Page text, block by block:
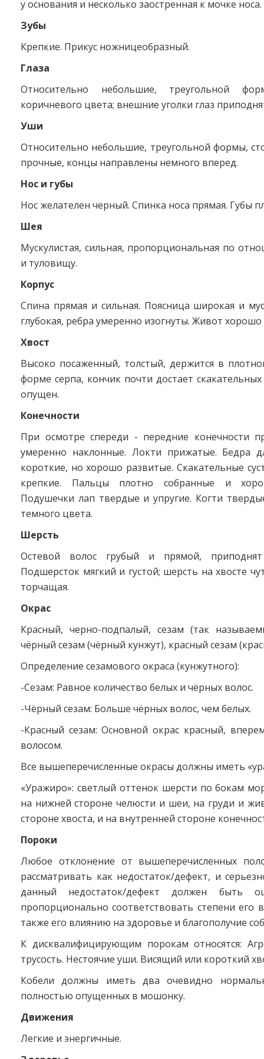
у основания и несколько заостренная к мочке носа.
Зубы
Крепкие. Прикус ножницеобразный.
Глаза
Относительно небольшие, треугольной
коричневого цвета; внешние уголки глаз
Уши
Относительно небольшие, треугольной формы,
прочные, концы направлены немного вперед.
Нос и губы
Нос желателен черный. Спинка носа прямая. Губы
Шея
Мускулистая, сильная, пропорциональная по
и туловищу.
Корпус
Спина прямая и сильная. Поясница широкая и
глубокая, ребра умеренно изогнуты. Живот
Хвост
Высоко посаженный, толстый, держится в
форме серпа, кончик почти достает скакательных
опущен.
Конечности
При осмотре спереди - передние конечности
умеренно наклонные. Локти прижатые. Бедра
короткие, но хорошо развитые. Скакательные
крепкие. Пальцы плотно собранные и
Подушечки лап твердые и упругие. Когти
темного цвета.
Шерсть
Остевой волос грубый и прямой,
Подшерсток мягкий и густой; шерсть на хвосте
торчащая.
Окрас
Красный, черно-подпалый, сезам (так
чёрный сезам (чёрный кунжут), красный сезам
Определение сезамового окраса (кунжутного):
-Сезам: Равное количество белых и чёрных волос.
-Чёрный сезам: Больше чёрных волос, чем белых.
-Красный сезам: Основной окрас красный,
волосом.
Все вышеперечисленные окрасы должны иметь
«Уражиро»: светлый оттенок шерсти по бокам
на нижней стороне челюсти и шеи, на груди и
стороне хвоста, и на внутренней стороне
Пороки
Любое отклонение от вышеперечисленных
рассматривать как недостаток/дефект, и
данный недостаток/дефект должен быть
пропорционально соответствовать степени его
также его влиянию на здоровье и благополучие
К дисквалифицирующим порокам относятся:
трусость. Нестоячие уши. Висящий или короткий
Кобели должны иметь два очевидно
полностью опущенных в мошонку.
Движения
Легкие и энергичные.